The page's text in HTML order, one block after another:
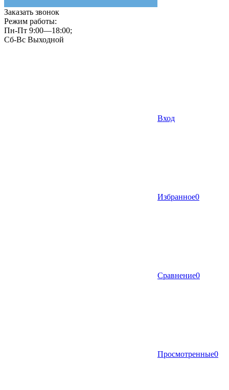
Заказать звонок
Режим работы:
Пн-Пт 9:00—18:00;
Сб-Вс Выходной
Вход
Избранное0
Сравнение0
Просмотренные0